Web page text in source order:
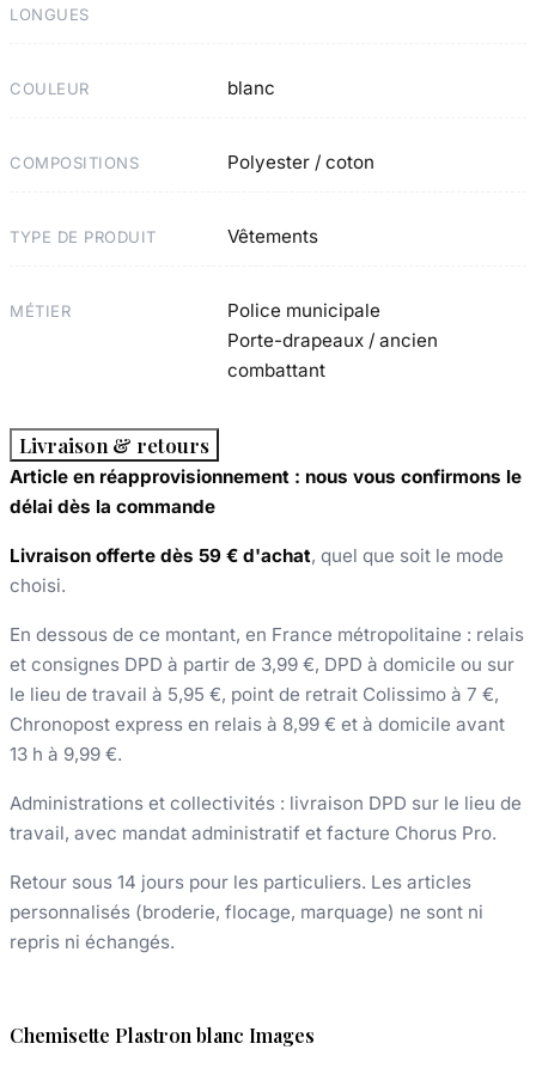
LONGUES
COULEUR blanc
COMPOSITIONS Polyester / coton
TYPE DE PRODUIT Vêtements
MÉTIER
Police municipale
Porte-drapeaux / ancien
combattant
Livraison & retours
Article en réapprovisionnement : nous vous confirmons le
délai dès la commande
Livraison offerte dès 59 € d'achat, quel que soit le mode
choisi.
En dessous de ce montant, en France métropolitaine : relais
et consignes DPD à partir de 3,99 €, DPD à domicile ou sur
le lieu de travail à 5,95 €, point de retrait Colissimo à 7 €,
Chronopost express en relais à 8,99 € et à domicile avant
13 h à 9,99 €.
Administrations et collectivités : livraison DPD sur le lieu de
travail, avec mandat administratif et facture Chorus Pro.
Retour sous 14 jours pour les particuliers. Les articles
personnalisés (broderie, flocage, marquage) ne sont ni
repris ni échangés.
Chemisette Plastron blanc Images